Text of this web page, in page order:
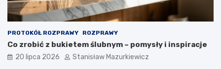
PROTOKÓŁ ROZPRAWY ROZPRAWY
Co zrobić z bukietem ślubnym – pomysły i inspiracje
20 lipca 2026 Stanisław Mazurkiewicz